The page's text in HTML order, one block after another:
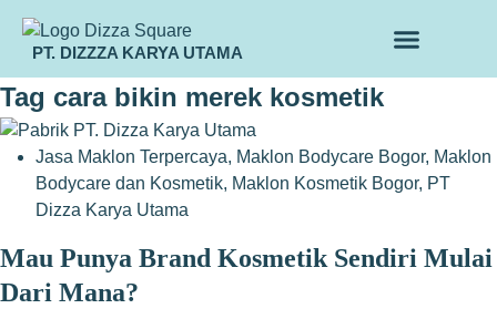
PT. DIZZZA KARYA UTAMA
Tag cara bikin merek kosmetik
Jasa Maklon Terpercaya, Maklon Bodycare Bogor, Maklon
Bodycare dan Kosmetik, Maklon Kosmetik Bogor, PT
Dizza Karya Utama
Mau Punya Brand Kosmetik Sendiri Mulai
Dari Mana?